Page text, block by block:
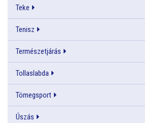
Teke
Tenisz
Természetjárás
Tollaslabda
Tömegsport
Úszás